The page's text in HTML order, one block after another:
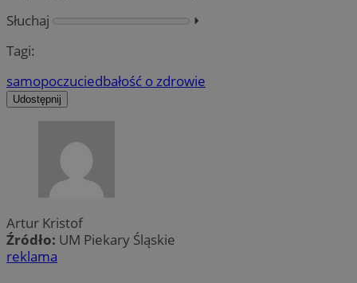
Słuchaj
⏵︎
Tagi:
samopoczuciedbałość o zdrowie
Udostępnij
Artur Kristof
Źródło: UM Piekary Śląskie
reklama